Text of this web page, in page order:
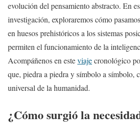
evolución del pensamiento abstracto. En
investigación, exploraremos cómo
en huesos prehistóricos a los sistemas
permiten el funcionamiento de la
Acompáñenos en esteviajecronológico
que, piedra a piedra y símbolo a símbolo,
universal de la humanidad.
¿Cómo surgió la